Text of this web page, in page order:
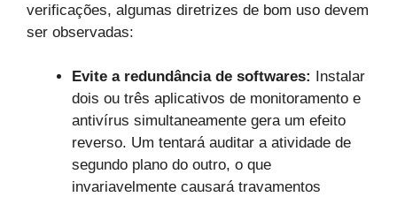
verificações, algumas diretrizes de bom uso devem
ser observadas:
Evite a redundância de softwares:
Instalar
dois ou três aplicativos de monitoramento e
antivírus simultaneamente gera um efeito
reverso. Um tentará auditar a atividade de
segundo plano do outro, o que
invariavelmente causará travamentos